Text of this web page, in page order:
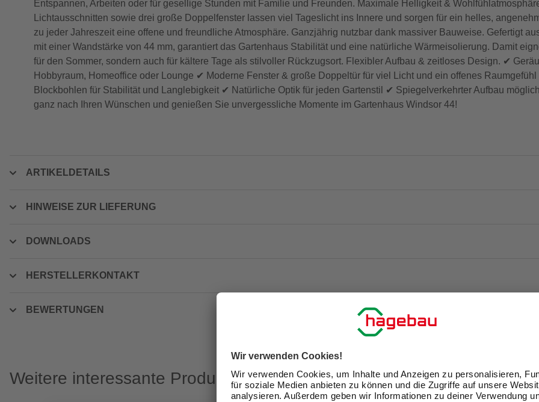
Entspannen, Arbeiten oder für gesellige Stunden mit Familie und Freunden. Maximale Helligkeit &
Lichtausschnitten sowie drei große Doppelfenster lassen viel Tageslicht ins Innere und sorgen für ein helles,
zu jeder Jahreszeit eine offene und freundliche Atmosphäre. Ganzjährig nutzbar dank massiver Bauweise. Gefertigt
mit einer Wandstärke von 44 mm, garantiert das Gartenhaus Stabilität und eine natürliche Wärmeisolierung. Damit
für den Sommer, sondern auch für kältere Tage als stilvoller Rückzugsort. Flexibler Aufbau & zeitloses Design. ✔
Hobbyraum, Homeoffice oder Lounge ✔ Moderne Fenster & große Doppeltür für viel Licht und ein offenes
Blockbohlen für Stabilität und Langlebigkeit ✔ Natürliche Optik für jeden Gartenstil ✔ Spiegelverkehrter Aufbau
ganz nach Ihren Wünschen und genießen Sie unvergessliche Momente im Gartenhaus Windsor 44!
ARTIKELDETAILS
HINWEISE ZUR LIEFERUNG
DOWNLOADS
HERSTELLERKONTAKT
BEWERTUNGEN
Weitere interessante Produkte